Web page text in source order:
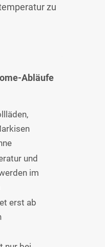
zu
Abläufe
und
im
erst ab